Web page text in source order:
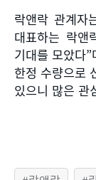
락앤락 관계자
대표하는 락
기대를 모았다”
한정 수량으로
있으니 많은 관